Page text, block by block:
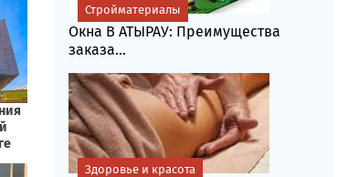
Окна В АТЫРАУ: Преимущества
заказа...
Стройматериалы
Здоровье и красота